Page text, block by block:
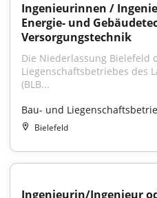
Ingenieurinnen /
Energie- und
Versorgungstechnik
Die Niederlassung Bielefeld
Liegenschaftsbetriebes des
(BLB...
Bau- und
Bielefeld
Ingenieurin/Ingenieur